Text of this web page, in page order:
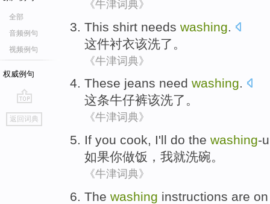
全部
音频例句
视频例句
权威例句
go
top
返回词典
《牛津词典》
This shirt needs washing
这件衬衣该洗了。
《牛津词典》
These jeans need washing.
这条牛仔裤该洗了 。
《牛津词典》
If you cook, I'll do the washing-
如果你做饭 ， 我就洗碗。
《牛津词典》
The washing instructions are